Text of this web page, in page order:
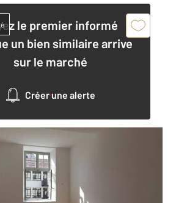
le premier informé
un bien similaire arrive
sur le marché
Créer une alerte
pièces
F2 à louer